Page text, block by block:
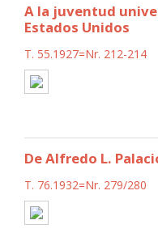
A la juventud
Estados Unidos
T. 55.1927=Nr. 212-214
De Alfredo L.
T. 76.1932=Nr. 279/280